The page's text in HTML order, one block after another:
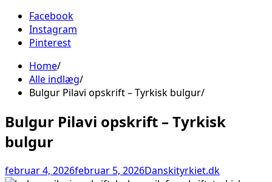
Facebook
Instagram
Pinterest
Home
Alle indlæg
Bulgur Pilavi opskrift – Tyrkisk bulgur
Bulgur Pilavi opskrift – Tyrkisk
bulgur
februar 4, 2026februar 5, 2026Danskityrkiet.dk